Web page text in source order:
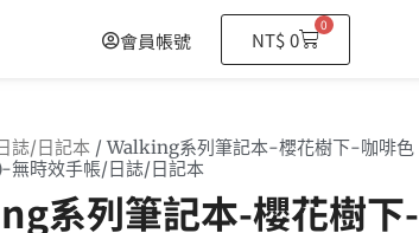
會員帳號 NT$0
0
購
物
誌/日記本 / Walking系列筆記本-櫻花樹下-咖啡色
無時效手帳/日誌/日記本
系列筆記本-櫻花樹下-